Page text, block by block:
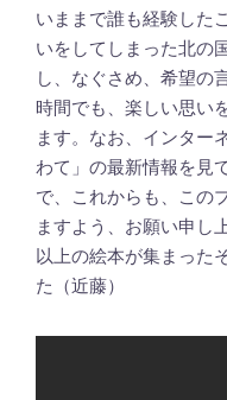
いままで誰も経験した
いをしてしまった北の
し、なぐさめ、希望の
時間でも、楽しい思い
ます。なお、インター
わて」の最新情報を見
で、これからも、この
ますよう、お願い申し
以上の絵本が集まった
た（近藤）